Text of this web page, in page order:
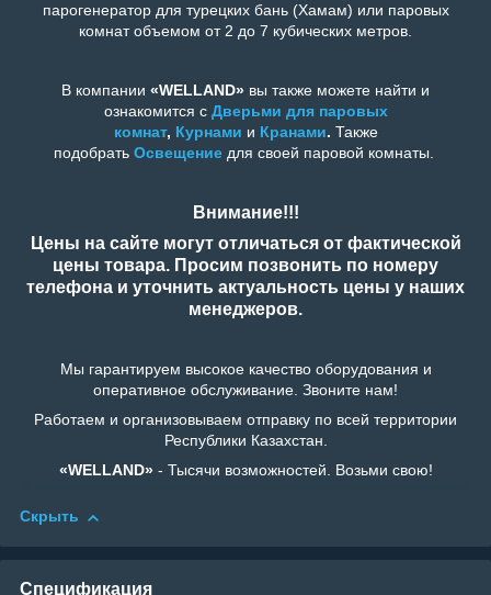
парогенератор для турецких бань (Хамам) или паровых
комнат объемом от 2 до 7 кубических метров.
В компании «WELLAND» вы также можете найти и
ознакомится с Дверьми для паровых
комнат, Курнами и Кранами. Также
подобрать Освещение для своей паровой комнаты.
Внимание!!!
Цены на сайте могут отличаться от фактической
цены товара. Просим позвонить по номеру
телефона и уточнить актуальность цены у наших
менеджеров.
Мы гарантируем высокое качество оборудования и
оперативное обслуживание. Звоните нам!
Работаем и организовываем отправку по всей территории
Республики Казахстан.
«WELLAND»- Тысячи возможностей. Возьми свою!
Скрыть
Спецификация